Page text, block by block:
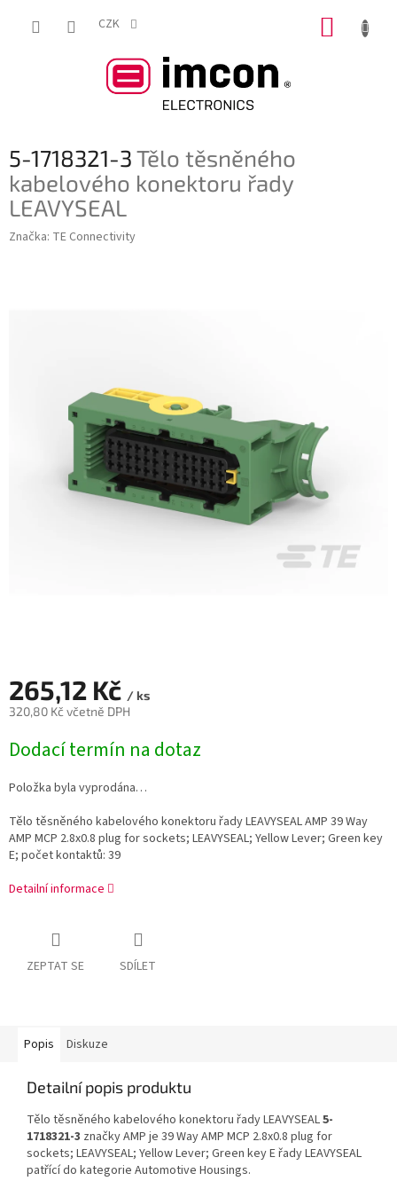
CZK
5-1718321-3Tělo těsněného
kabelového konektoru řady
LEAVYSEAL
Značka: TE Connectivity
265,12 Kč / ks
320,80 Kč včetně DPH
cena:
Dodací termín na dotaz
Položka byla vyprodána…
Tělo těsněného kabelového konektoru řady LEAVYSEAL AMP 39 Way
AMP MCP 2.8x0.8 plug for sockets; LEAVYSEAL; Yellow Lever; Green key
E; počet kontaktů: 39
Detailní informace
ZEPTAT SE SDÍLET
Popis Diskuze
Detailní popis produktu
Tělo těsněného kabelového konektoru řady LEAVYSEAL5-
1718321-3 značky AMP je 39 Way AMP MCP 2.8x0.8 plug for
sockets; LEAVYSEAL; Yellow Lever; Green key E řady LEAVYSEAL
patřící do kategorie Automotive Housings.